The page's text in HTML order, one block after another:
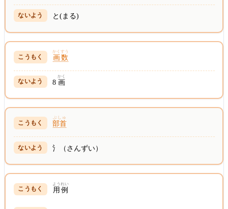
と(まる)
画数
かくすう
8画
かく
部首
ぶしゅ
氵（さんずい）
用例
ようれい